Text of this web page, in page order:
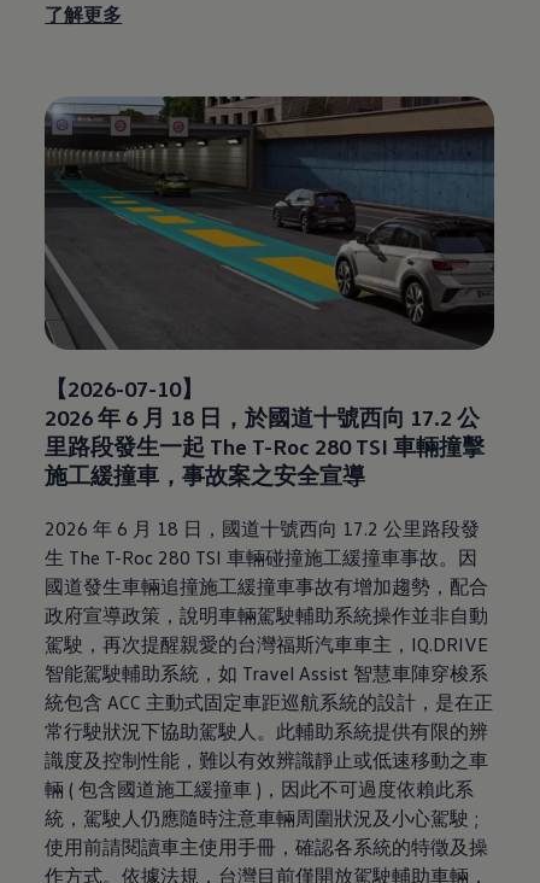
了解更多
【2026-07-10】
2026 年 6 月 18 日，於國道十號西向 17.2 公
里路段發生一起 The T-Roc 280 TSI 車輛撞擊
施工緩撞車，事故案之安全宣導
2026 年 6 月 18 日，國道十號西向 17.2 公里路段發
生 The T-Roc 280 TSI 車輛碰撞施工緩撞車事故。因
國道發生車輛追撞施工緩撞車事故有增加趨勢，配合
政府宣導政策，說明車輛駕駛輔助系統操作並非自動
駕駛，再次提醒親愛的台灣福斯汽車車主，IQ.DRIVE
智能駕駛輔助系統，如 Travel Assist 智慧車陣穿梭系
統包含 ACC 主動式固定車距巡航系統的設計，是在正
常行駛狀況下協助駕駛人。此輔助系統提供有限的辨
識度及控制性能，難以有效辨識靜止或低速移動之車
輛 ( 包含國道施工緩撞車 )，因此不可過度依賴此系
統，駕駛人仍應隨時注意車輛周圍狀況及小心駕駛 ;
使用前請閱讀車主使用手冊，確認各系統的特徵及操
作方式。依據法規，台灣目前僅開放駕駛輔助車輛，